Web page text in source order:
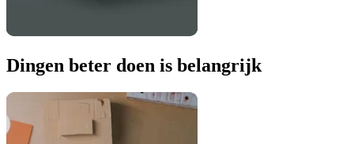
Dingen beter doen is belangrijk